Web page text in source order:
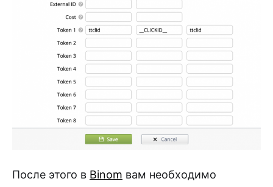
После этого в Binom вам необходимо